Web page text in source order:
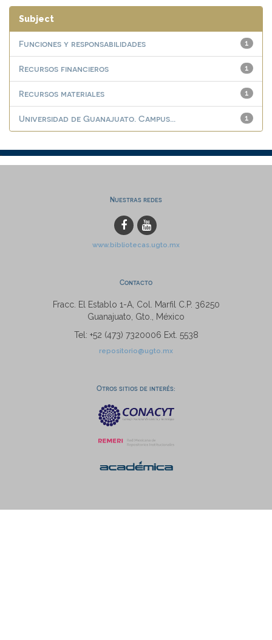
Subject
1
Funciones y responsabilidades
1
Recursos financieros
1
Recursos materiales
1
Universidad de Guanajuato. Campus...
Nuestras redes
www.bibliotecas.ugto.mx
Contacto
Fracc. El Establo 1-A, Col. Marfil C.P. 36250
Guanajuato, Gto., México
Tel: +52 (473) 7320006 Ext. 5538
repositorio@ugto.mx
Otros sitios de interés: